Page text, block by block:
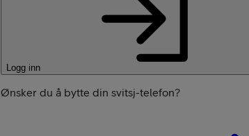
Logg inn
Ønsker du å bytte din svitsj-telefon?